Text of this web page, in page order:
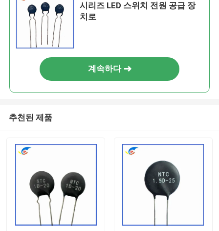
시리즈 LED 스위치 전원 공급 장
치로
계속하다
추천된 제품